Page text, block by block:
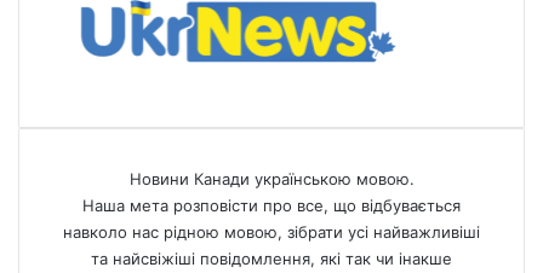
Новини Канади українською мовою.
Наша мета розповісти про все, що відбувається
навколо нас рідною мовою, зібрати усі найважливіші
та найсвіжіші повідомлення, які так чи інакше